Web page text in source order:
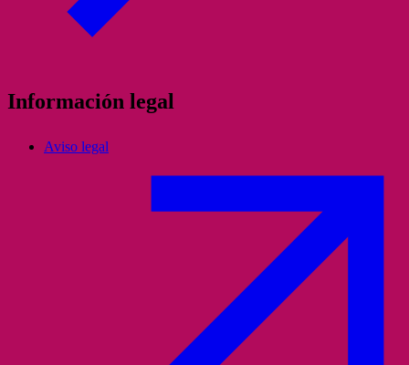
Información legal
Aviso legal